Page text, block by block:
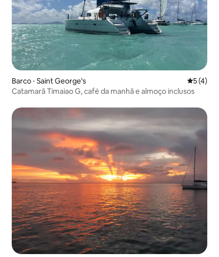
Barco ⋅ Saint George's 5 de
5 (4)
Catamarã Timaiao G, café da manhã e almoço inclusos